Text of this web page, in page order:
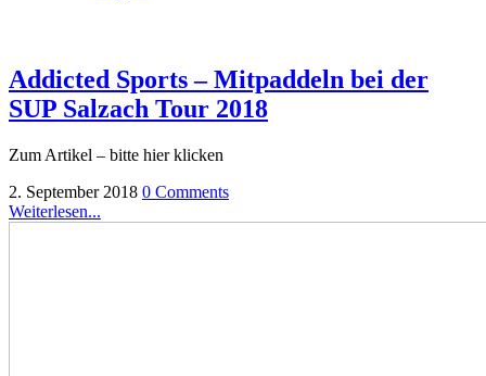
Addicted Sports – Mitpaddeln bei der
SUP Salzach Tour 2018
Zum Artikel – bitte hier klicken
2. September 2018 0 Comments
Weiterlesen...